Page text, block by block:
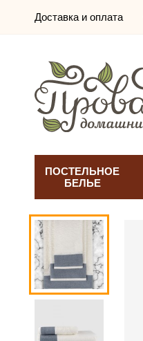
Доставка и оплата
ПОСТЕЛЬНОЕ
БЕЛЬЕ